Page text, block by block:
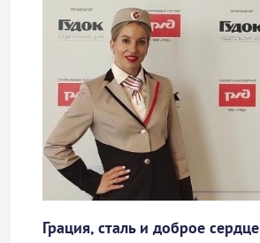
Грация, сталь и доброе сердце